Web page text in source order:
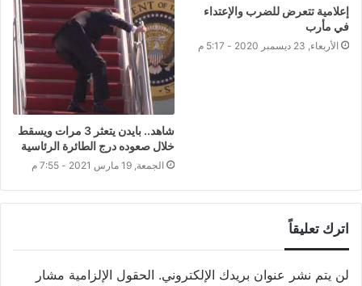
إعلامية تتعرض للضرب والإعتداء
في مأرب
الأربعاء, 23 ديسمبر 2020 - 5:17 م
شاهد.. بايدن يتعثر 3 مرات ويسقط
خلال صعوده درج الطائرة الرئاسية
الجمعة, 19 مارس 2021 - 7:55 م
اترك تعليقاً
لن يتم نشر عنوان بريدك الإلكتروني. الحقول الإلزامية مشار